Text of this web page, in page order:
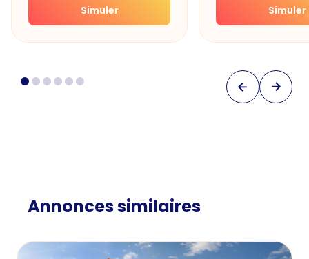
Simuler Simuler
Annonces similaires